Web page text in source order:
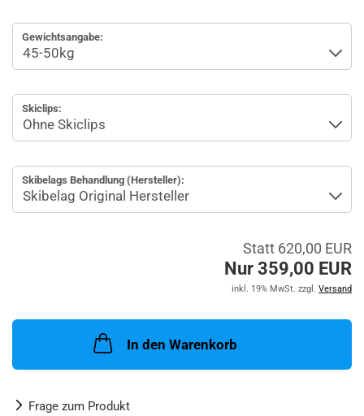
Gewichtsangabe:
Skiclips:
Skibelags Behandlung (Hersteller):
Statt 620,00 EUR
Nur 359,00 EUR
inkl. 19% MwSt. zzgl. Versand
In den Warenkorb
Frage zum Produkt